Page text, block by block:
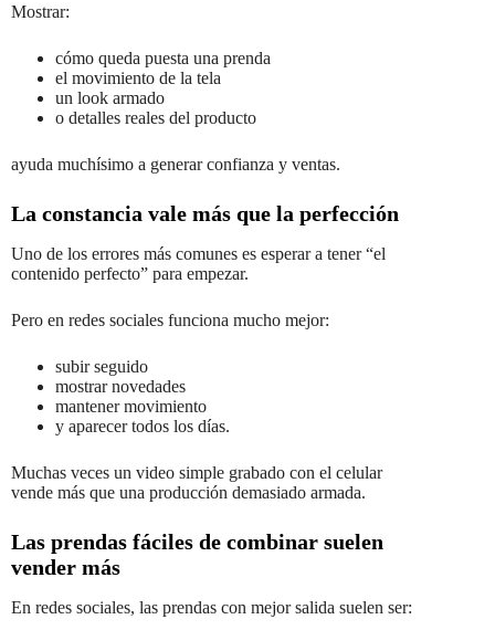
Mostrar:
cómo queda puesta una prenda
el movimiento de la tela
un look armado
o detalles reales del producto
ayuda muchísimo a generar confianza y ventas.
La constancia vale más que la perfección
Uno de los errores más comunes es esperar a tener “el
contenido perfecto” para empezar.
Pero en redes sociales funciona mucho mejor:
subir seguido
mostrar novedades
mantener movimiento
y aparecer todos los días.
Muchas veces un video simple grabado con el celular
vende más que una producción demasiado armada.
Las prendas fáciles de combinar suelen
vender más
En redes sociales, las prendas con mejor salida suelen ser: